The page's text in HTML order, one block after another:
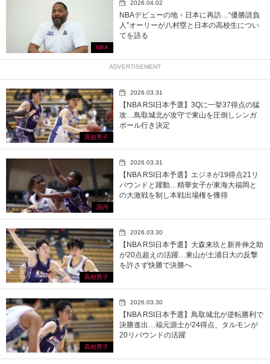
NBA
2026.04.02
NBAデビューの地・日本に再訪…“優勝請負
人”オーリーが八村塁と日本の高校生につい
てを語る
ADVERTISEMENT
高校男子
2026.03.31
【NBA RSI日本予選】3Qに一挙37得点の猛
攻…鳥取城北が攻守で東山を圧倒しシンガ
ポール行き決定
国内
2026.03.31
【NBA RSI日本予選】エジネが19得点21リ
バウンドと躍動…精華女子が東海大福岡と
の大激戦を制し本戦出場権を獲得
高校男子
2026.03.30
【NBA RSI日本予選】大森来玖と新井伸之助
が20点超えの活躍…東山が土浦日大の反撃
を許さず快勝で決勝へ
高校男子
2026.03.30
【NBA RSI日本予選】鳥取城北が逆転勝利で
決勝進出…福元源士が24得点、タルモンが
20リバウンドの活躍